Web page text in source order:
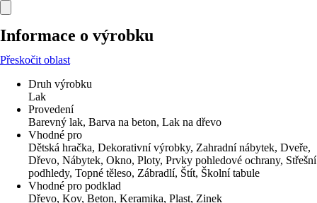
Informace o výrobku
Přeskočit oblast
Druh výrobku
Lak
Provedení
Barevný lak, Barva na beton, Lak na dřevo
Vhodné pro
Dětská hračka, Dekorativní výrobky, Zahradní nábytek, Dveře,
Dřevo, Nábytek, Okno, Ploty, Prvky pohledové ochrany, Střešní
podhledy, Topné těleso, Zábradlí, Štít, Školní tabule
Vhodné pro podklad
Dřevo, Kov, Beton, Keramika, Plast, Zinek